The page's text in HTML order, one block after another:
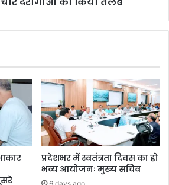
प्रदेशभर में स्वतंत्रता दिवस का हो
भव्य आयोजनः मुख्य सचिव